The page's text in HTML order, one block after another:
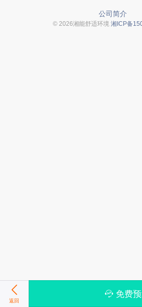
返回
免费
公司简介
© 2026湘能舒适环境 湘ICP备